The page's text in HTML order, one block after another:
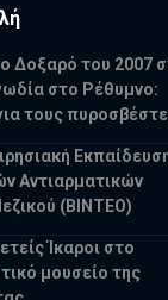
Δοξαρό του 2007
στο Ρέθυμνο:
τους
Αντιαρματικών
(ΒΙΝΤΕΟ)
Ίκαροι στο
μουσείο της